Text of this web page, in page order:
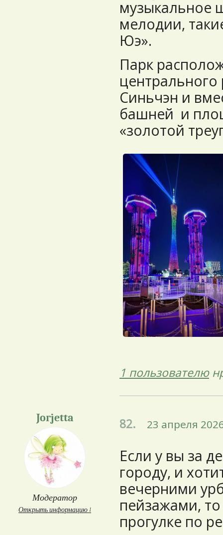
музыкальное
мелодии,
Юэ».
Парк
Синьчэн и
башней и
«золотой
1 пользователю
Jorjetta
Модератор
Открыть информацию ↓
82. 23 апреля
Если у вы за
городу, и
вечерними
пейзажами,
прогулке по